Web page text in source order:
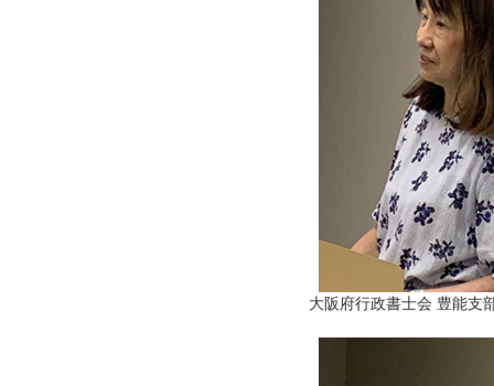
大阪府行政書士会 豊能支